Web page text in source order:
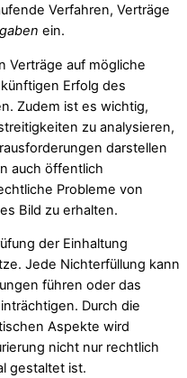
Verfahren, Verträge
ein.
Verträge auf mögliche
Erfolg des
Zudem ist es wichtig,
zu analysieren,
darstellen
auch öffentlich
Probleme von
Bild zu erhalten.
der Einhaltung
Jede Nichterfüllung kann
führen oder das
Durch die
Aspekte wird
nicht nur rechtlich
gestaltet ist.